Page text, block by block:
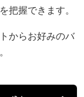
把握できます。
からお好みのバ